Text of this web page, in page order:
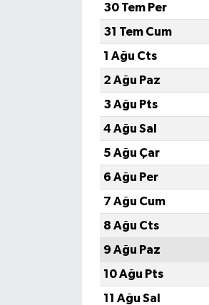
30 Tem Per
31 Tem Cum
1 Ağu Cts
2 Ağu Paz
3 Ağu Pts
4 Ağu Sal
5 Ağu Çar
6 Ağu Per
7 Ağu Cum
8 Ağu Cts
9 Ağu Paz
10 Ağu Pts
11 Ağu Sal